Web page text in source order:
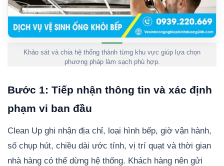
Khảo sát và chia hệ thống thành từng khu vực giúp lựa chọn
phương pháp làm sạch phù hợp.
Bước 1: Tiếp nhận thông tin và xác định
phạm vi ban đầu
Clean Up ghi nhận địa chỉ, loại hình bếp, giờ vận hành,
số chụp hút, chiều dài ước tính, vị trí quạt và thời gian
nhà hàng có thể dừng hệ thống. Khách hàng nên gửi